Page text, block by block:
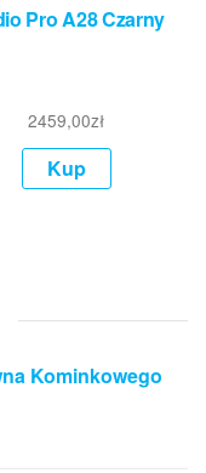
Pro A28 Czarny
2459,00zł
Kup
Kominkowego